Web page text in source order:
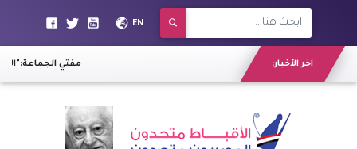
EN
اخر الأخبار: مفتي